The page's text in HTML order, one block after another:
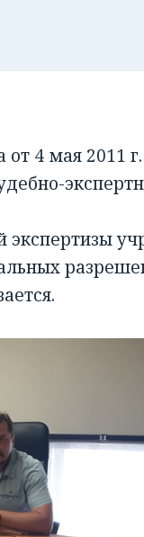
4 мая 2011
экспертизы